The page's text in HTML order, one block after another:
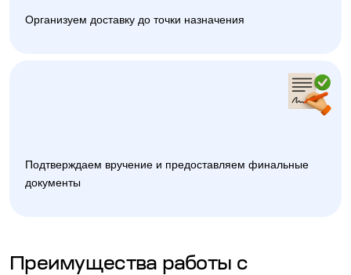
Организуем доставку до точки назначения
Подтверждаем вручение и предоставляем финальные
документы
Преимущества работы с